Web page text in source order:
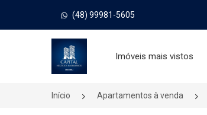
(48) 99981-5605
Página inicial
Imóveis mais vistos
Início Apartamentos à venda